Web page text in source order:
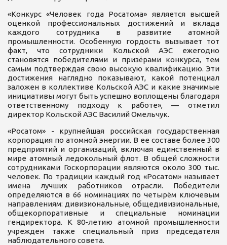
«Конкурс «Человек года Росатома» является высшей
оценкой профессиональных достижений и вклада
каждого сотрудника в развитие атомной
промышленности. Особенную гордость вызывает тот
факт, что сотрудники Кольской АЭС ежегодно
становятся победителями и призёрами конкурса, тем
самым подтверждая свою высокую квалификацию. Эти
достижения наглядно показывают, какой потенциал
заложен в коллективе Кольской АЭС и какие значимые
инициативы могут быть успешно воплощены благодаря
ответственному подходу к работе», — отметил
директор Кольской АЭС Василий Омельчук.
«Росатом» - крупнейшая российская государственная
корпорация по атомной энергии. В ее составе более 300
предприятий и организаций, включая единственный в
мире атомный ледокольный флот. В общей сложности
сотрудниками Госкорпорации являются около 300 тыс.
человек. По традиции каждый год «Росатом» называет
имена лучших работников отрасли. Победители
определяются в 66 номинациях по четырём ключевым
направлениям: дивизиональные, общедивизиональные,
общекорпоративные и специальные номинации
гендиректора. К 80-летию атомной промышленности
учрежден также специальный приз председателя
наблюдательного совета.